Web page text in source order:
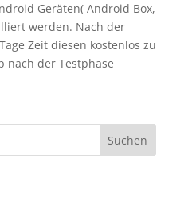
Geräten( Android Box,
werden. Nach der
Zeit diesen kostenlos zu
nach der Testphase